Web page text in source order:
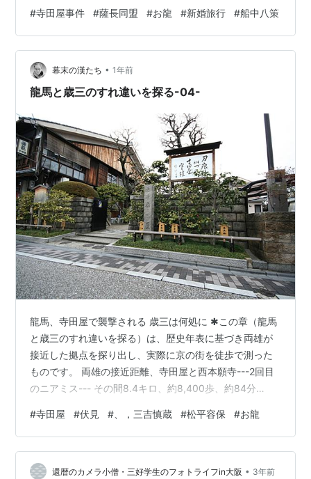
の "お龍" だった。お龍は裸のまま２階の龍馬に危機を知
らせる。 ------これは誰もが知るところの事件だが、歴
史年表をよく見ると２日前に「薩長同盟」が成立してい
る。どこかおかしい。この点と点、簡単には結べない----
- 龍馬は、踏み込んできた捕り方相手に、拳銃を打っ放し
#寺田屋事件 #薩長同盟 #お龍 #新婚旅行 #船中八策
幕末の漢たち • 1年前
龍馬と歳三のすれ違いを探る-04-
龍馬、寺田屋で襲撃される 歳三は何処に ✱この章（龍馬
と歳三のすれ違いを探る）は、歴史年表に基づき両雄が
接近した拠点を探り出し、実際に京の街を徒歩で測った
ものです。 両雄の接近距離、寺田屋と西本願寺---2回目
のニアミス--- その間8.4キロ、約8,400歩、約84分
２年１月19日、伏見・寺田屋を宿とする。同年１月22
日、薩長同盟締結。１月23日、龍馬・三吉慎蔵、寺田屋
で幕府伏見奉行所取り方百数十人に囲まれる。２階にお
龍が知らせに行くが、間もなく取り方に踏み込まれてし
#寺田屋 #伏見 # 、，三吉慎蔵 #松平容保 #お龍
還暦のカメラ小僧・三好学生のフォトライフin大阪 • 3年前